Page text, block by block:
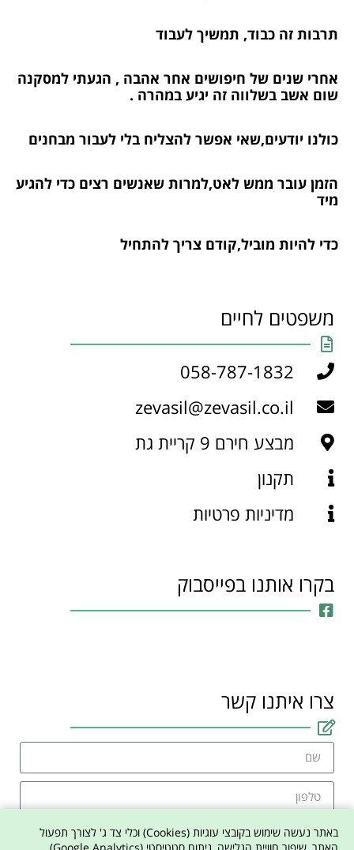
תרבות זה כבוד, תמשיך לעבוד
אחרי שנים של חיפושים אחר אהבה , הגעתי למסקנה
שום אשב בשלווה זה יגיע במהרה .
כולנו יודעים,שאי אפשר להצליח בלי לעבור מבחנים
הזמן עובר ממש לאט,למרות שאנשים רצים כדי להגיע
מיד
כדי להיות מוביל,קודם צריך להתחיל
משפטים לחיים
058-787-1832
zevasil@zevasil.co.il
מבצע חירם 9 קריית גת
תקנון
מדיניות פרטיות
בקרו אותנו בפייסבוק
צרו איתנו קשר
באתר נעשה שימוש בקובצי עוגיות (Cookies) וכלי צד ג' לצורך תפעול